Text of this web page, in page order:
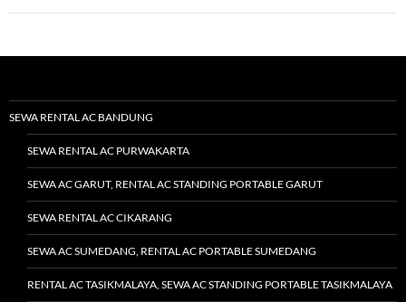
SEWA RENTAL AC BANDUNG
SEWA RENTAL AC PURWAKARTA
SEWA AC GARUT, RENTAL AC STANDING PORTABLE GARUT
SEWA RENTAL AC CIKARANG
SEWA AC SUMEDANG, RENTAL AC PORTABLE SUMEDANG
RENTAL AC TASIKMALAYA, SEWA AC STANDING PORTABLE TASIKMALAYA